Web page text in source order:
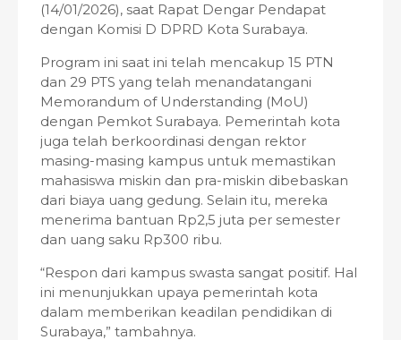
(14/01/2026), saat Rapat Dengar Pendapat
dengan Komisi D DPRD Kota Surabaya.
Program ini saat ini telah mencakup 15 PTN
dan 29 PTS yang telah menandatangani
Memorandum of Understanding (MoU)
dengan Pemkot Surabaya. Pemerintah kota
juga telah berkoordinasi dengan rektor
masing-masing kampus untuk memastikan
mahasiswa miskin dan pra-miskin dibebaskan
dari biaya uang gedung. Selain itu, mereka
menerima bantuan Rp2,5 juta per semester
dan uang saku Rp300 ribu.
“Respon dari kampus swasta sangat positif. Hal
ini menunjukkan upaya pemerintah kota
dalam memberikan keadilan pendidikan di
Surabaya,” tambahnya.